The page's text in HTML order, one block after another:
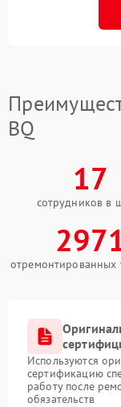
BQ
17
сотрудников в
отремонтированных
Используются
сертификацию
работу после
обязательств